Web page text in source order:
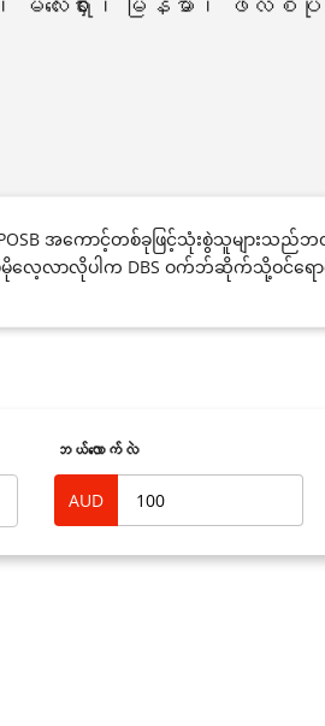
မဟုတ် POSB အကောင့်တစ်ခုဖြင့်သုံးစွဲသူမ
မိုလေ့လာလိုပါက DBS ဝက်ဘ်ဆိုက်သို့ဝင်ရော
ဘယ်လောက်လဲ
AUD